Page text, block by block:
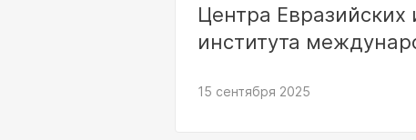
Центра Евразийских
института
15 сентября 2025